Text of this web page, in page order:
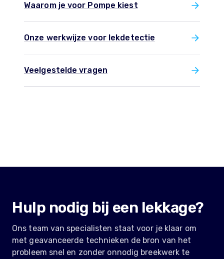
Waarom je voor Pompe kiest
Onze werkwijze voor lekdetectie
Veelgestelde vragen
Hulp nodig bij een lekkage?
Ons team van specialisten staat voor je klaar om
met geavanceerde technieken de bron van het
probleem snel en zonder onnodig breekwerk te